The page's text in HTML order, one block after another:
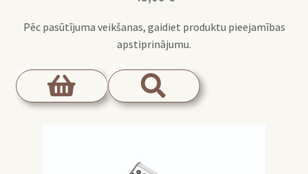
Pēc pasūtījuma veikšanas, gaidiet produktu pieejamības
apstiprinājumu.